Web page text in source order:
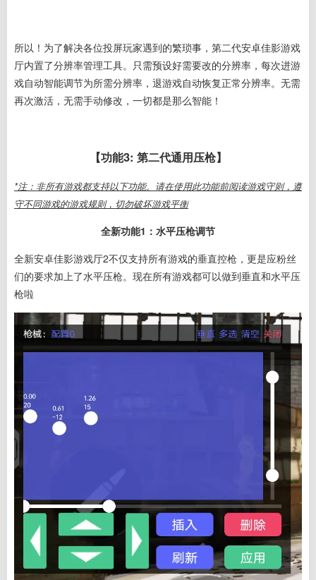
所以！为了解决各位投屏玩家遇到的繁琐事，第二代安卓佳影游戏
厅内置了分辨率管理工具。 只需预设好需要改的分辨率，每次进游
戏自动智能调节为所需分辨率，退游戏自动恢复正常分辨率。无需
再次激活，无需手动修改，一切都是那么智能！
【功能3: 第二代通用压枪】
*注：非所有游戏都支持以下功能。请在使用此功能前阅读游戏守则，遵
守不同游戏的游戏规则，切勿破坏游戏平衡
全新功能1：水平压枪调节
全新安卓佳影游戏厅2不仅支持所有游戏的垂直控枪，更是应粉丝
们的要求加上了水平压枪。现在所有游戏都可以做到垂直和水平压
枪啦